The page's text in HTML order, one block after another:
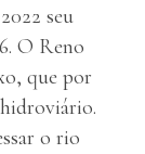
seu
O Reno
que por
o rio